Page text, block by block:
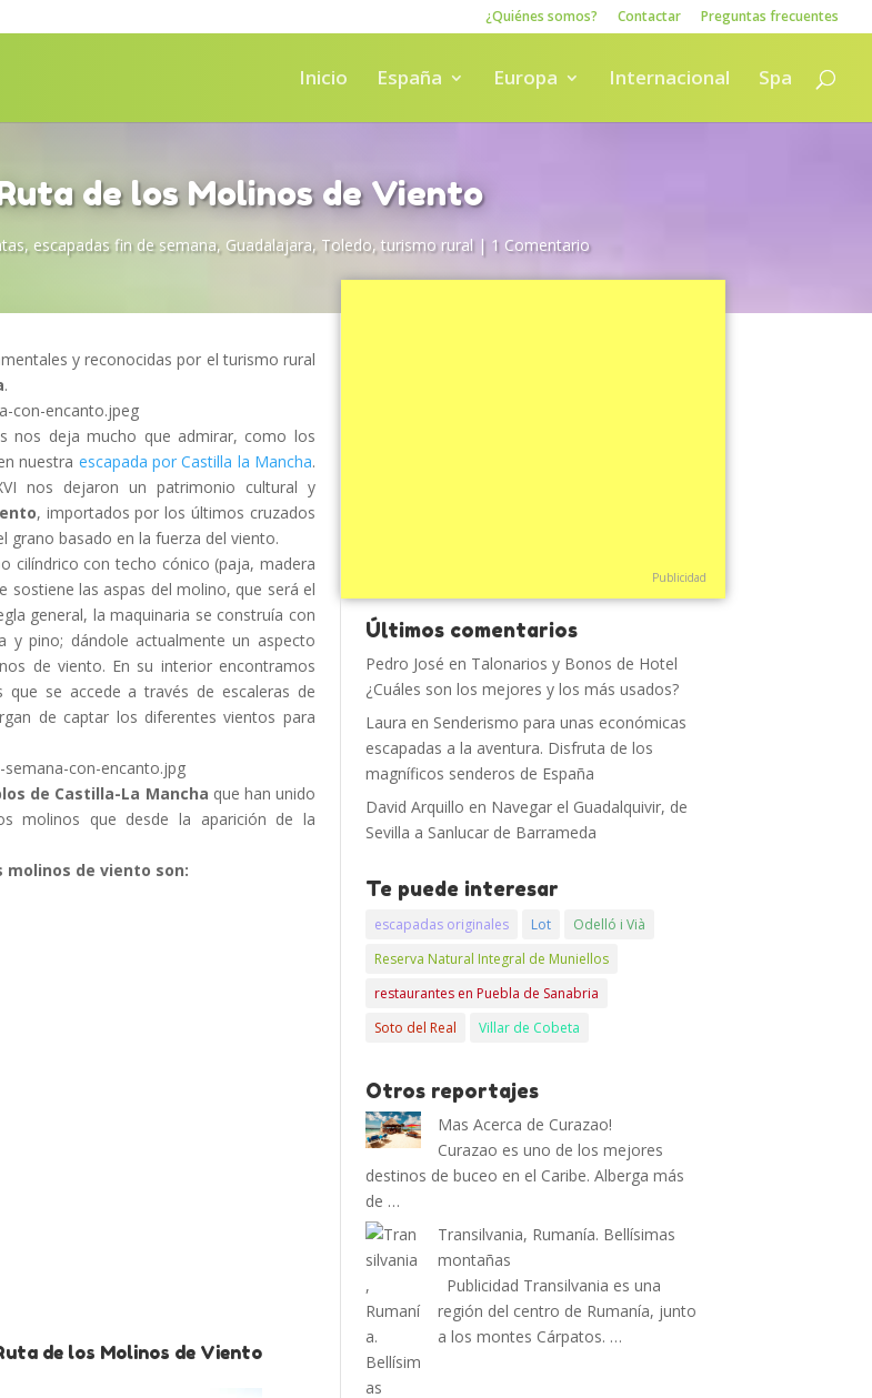
¿Quiénes somos? Contactar Preguntas frecuentes
Inicio España Europa Internacional Spa
de los Molinos de Viento
, escapadas fin de semana, Guadalajara, Toledo, turismo rural| 1 Comentario
y reconocidas por el turismo rural
.
nos deja mucho que admirar, como los
nuestra escapada por Castilla la Mancha.
nos dejaron un patrimonio cultural y
, importados por los últimos cruzados
grano basado en la fuerza del viento.
cilíndrico con techo cónico (paja, madera
sostiene las aspas del molino, que será el
general, la maquinaria se construía con
y pino; dándole actualmente un aspecto
de viento. En su interior encontramos
se accede a través de escaleras de
de captar los diferentes vientos para
de Castilla-La Mancha que han unido
molinos que desde la aparición de la
de viento son:
de los Molinos de Viento
Publicidad
Últimos comentarios
Pedro José en Talonarios y Bonos de Hotel
¿Cuáles son los mejores y los más usados?
Laura en Senderismo para unas económicas
escapadas a la aventura. Disfruta de los
magníficos senderos de España
David Arquillo en Navegar el Guadalquivir, de
Sevilla a Sanlucar de Barrameda
Te puede interesar
escapadas originales Lot
Odelló i Vià
Reserva Natural Integral de Muniellos
restaurantes en Puebla de Sanabria
Soto del Real
Villar de Cobeta
Otros reportajes
Mas Acerca de Curazao!
Curazao es uno de los mejores
destinos de buceo en el Caribe. Alberga más
de …
Transilvania, Rumanía. Bellísimas
montañas
Publicidad Transilvania es una
región del centro de Rumanía, junto
a los montes Cárpatos. …